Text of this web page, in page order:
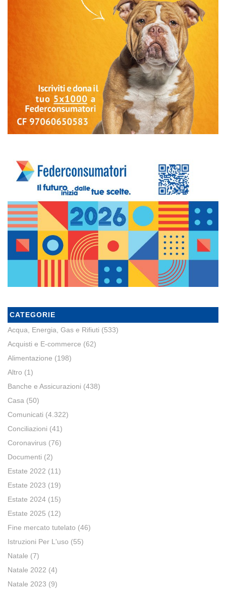
CATEGORIE
Acqua, Energia, Gas e Rifiuti (533)
Acquisti e E-commerce (62)
Alimentazione (198)
Altro (1)
Banche e Assicurazioni (438)
Casa (50)
Comunicati (4.322)
Conciliazioni (41)
Coronavirus (76)
Documenti (2)
Estate 2022 (11)
Estate 2023 (19)
Estate 2024 (15)
Estate 2025 (12)
Fine mercato tutelato (46)
Istruzioni Per L'uso (55)
Natale (7)
Natale 2022 (4)
Natale 2023 (9)